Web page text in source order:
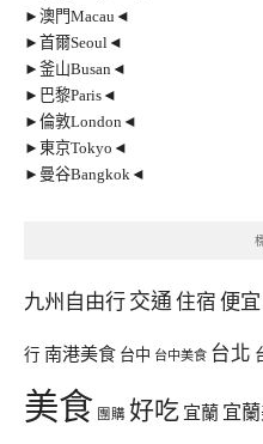
►澳門Macau◄
►首爾Seoul◄
►釜山Busan◄
►巴黎Paris◄
►倫敦London◄
►東京Tokyo◄
►曼谷Bangkok◄
九州自由行 交通 住宿 便宜
行 南港美食 台中 台中美食 台北
美食 團購 好吃 宜蘭 宜